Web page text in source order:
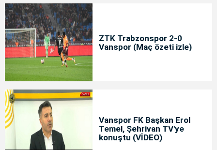
ZTK Trabzonspor 2-0
Vanspor (Maç özeti izle)
Vanspor FK Başkan Erol
Temel, Şehrivan TV'ye
konuştu (VİDEO)